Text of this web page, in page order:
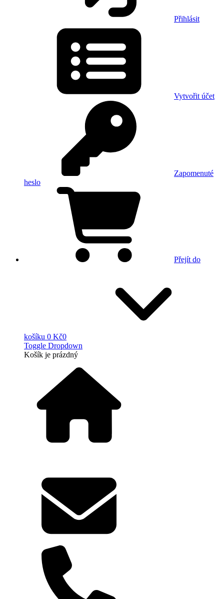
Přihlásit
Vytvořit účet
Zapomenuté
heslo
Přejít do
košíku 0 Kč0
Toggle Dropdown
Košík je prázdný